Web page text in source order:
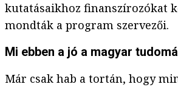
kutatásaikhoz finanszírozókat
mondták a program szervezői.
Mi ebben a jó a magyar
Már csak hab a tortán, hogy